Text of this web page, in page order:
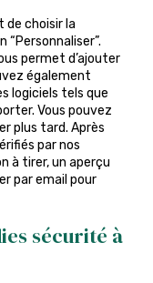
de choisir la
permet d’ajouter
également
logiciels tels que
Vous pouvez
plus tard. Après
par nos
à tirer, un aperçu
par email pour
sécurité à